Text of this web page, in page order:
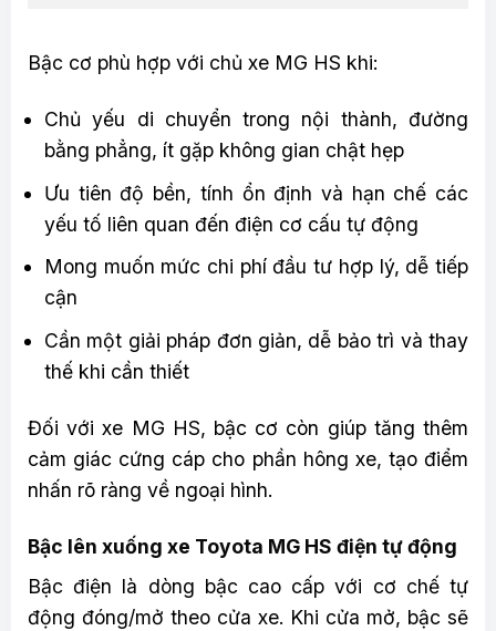
Bậc cơ phù hợp với chủ xe MG HS khi:
Chủ yếu di chuyển trong nội thành, đường
bằng phẳng, ít gặp không gian chật hẹp
Ưu tiên độ bền, tính ổn định và hạn chế các
yếu tố liên quan đến điện cơ cấu tự động
Mong muốn mức chi phí đầu tư hợp lý, dễ tiếp
cận
Cần một giải pháp đơn giản, dễ bảo trì và thay
thế khi cần thiết
Đối với xe MG HS, bậc cơ còn giúp tăng thêm
cảm giác cứng cáp cho phần hông xe, tạo điểm
nhấn rõ ràng về ngoại hình.
Bậc lên xuống xe Toyota MG HS điện tự động
Bậc điện là dòng bậc cao cấp với cơ chế tự
động đóng/mở theo cửa xe. Khi cửa mở, bậc sẽ